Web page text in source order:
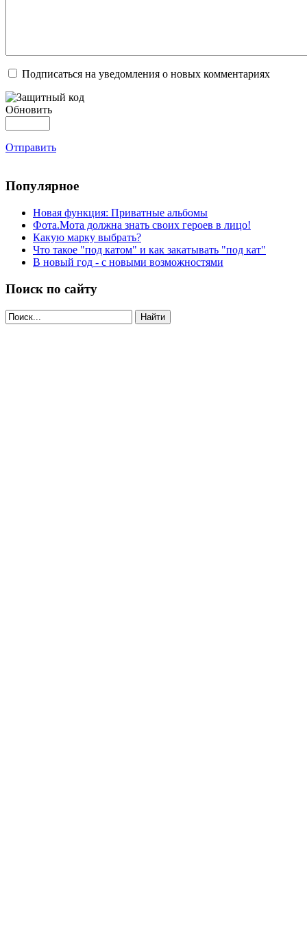
Подписаться на уведомления о новых комментариях
Обновить
Отправить
Популярное
Новая функция: Приватные альбомы
Фота.Мота должна знать своих героев в лицо!
Какую марку выбрать?
Что такое "под катом" и как закатывать "под кат"
В новый год - с новыми возможностями
Поиск по сайту
Найти